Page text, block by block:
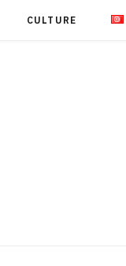
CULTURE